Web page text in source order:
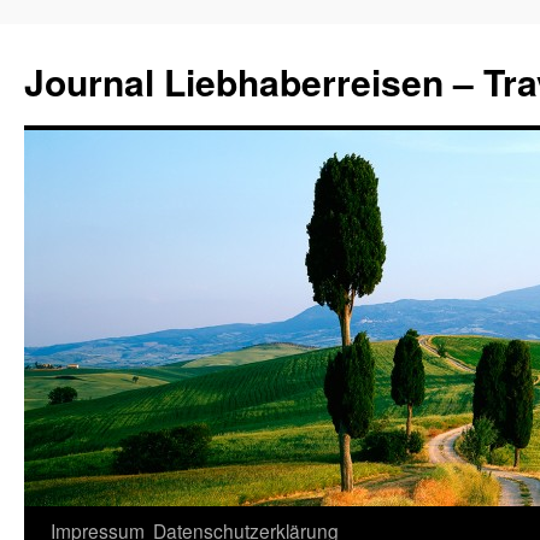
Journal Liebhaberreisen –
Zum
Impressum Datenschutzerklärung